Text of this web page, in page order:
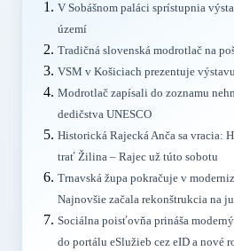
V Sobášnom paláci sprístupnia
území
Tradičná slovenská modrotlač na
VSM v Košiciach prezentuje
Modrotlač zapísali do zoznamu
dedičstva UNESCO
Historická Rajecká Anča sa vracia:
trať Žilina – Rajec už túto sobotu
Trnavská župa pokračuje v
Najnovšie začala rekonštrukcia na
Sociálna poisťovňa prináša
do portálu eSlužieb cez eID a nové